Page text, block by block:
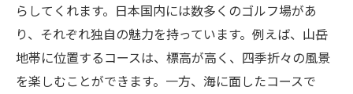
らしてくれます。日本国内には数多くのゴルフ場があ
り、それぞれ独自の魅力を持っています。例えば、山岳
地帯に位置するコースは、標高が高く、四季折々の風景
を楽しむことができます。一方、海に面したコースで